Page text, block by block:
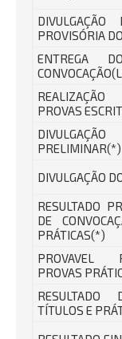
DIVULGAÇÃO
PROVISÓRIA
ENTREGA
PROVAS
PRELIMINAR(*)
DIVULGAÇÃO
RESULTADO
DE
PRÁTICAS(*)
PROVAVEL
PROVAS
TÍTULOS E